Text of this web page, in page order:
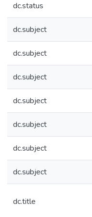
dc.status
dc.subject
dc.subject
dc.subject
dc.subject
dc.subject
dc.subject
dc.subject
dc.title